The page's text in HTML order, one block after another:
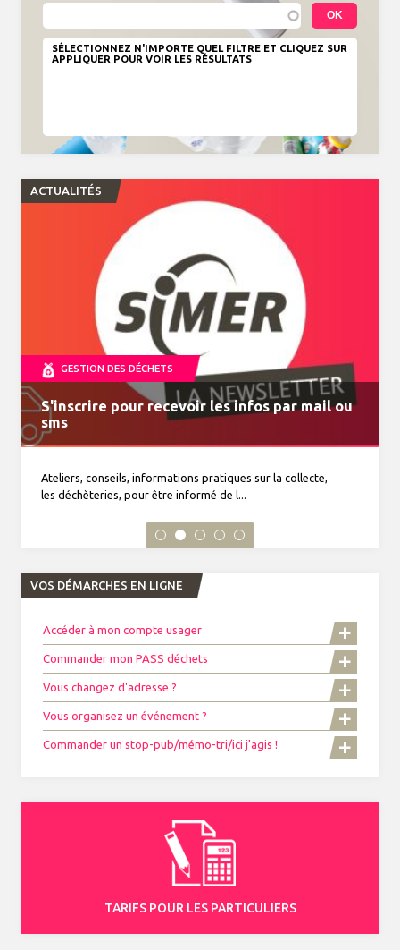
SÉLECTIONNEZ N'IMPORTE QUEL FILTRE ET CLIQUEZ SUR
APPLIQUER POUR VOIR LES RÉSULTATS
ACTUALITÉS
VENTE DE COMPOSTEURS
GESTION DES DÉCHETS
S'inscrire pour recevoir les infos par mail ou
sms
Ateliers, conseils, informations pratiques sur la collecte,
les déchèteries, pour être informé de l...
MonTri, toutes vos infos déchets dans la
poche
Journal du tri n°34 à découvrir
Horaires d'été du 15 juin au 19 septembre 2026
VOS DÉMARCHES EN LIGNE
Accéder à mon compte usager
Commander mon PASS déchets
Vous changez d'adresse ?
Vous organisez un événement ?
Commander un stop-pub/mémo-tri/ici j'agis !
TARIFS POUR LES PARTICULIERS